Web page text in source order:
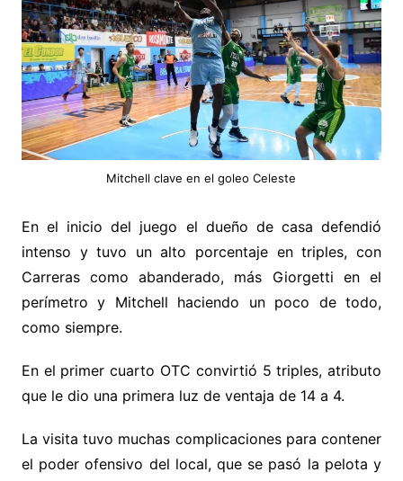
Mitchell clave en el goleo Celeste
En el inicio del juego el dueño de casa defendió
intenso y tuvo un alto porcentaje en triples, con
Carreras como abanderado, más Giorgetti en el
perímetro y Mitchell haciendo un poco de todo,
como siempre.
En el primer cuarto OTC convirtió 5 triples, atributo
que le dio una primera luz de ventaja de 14 a 4.
La visita tuvo muchas complicaciones para contener
el poder ofensivo del local, que se pasó la pelota y